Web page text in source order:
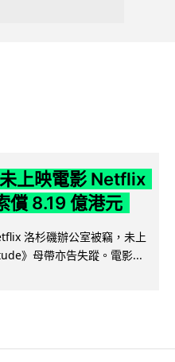
上映電影 Netflix
償 8.19 億港元
洛杉磯辦公室被竊，未上
》母帶亦告失蹤。電影...